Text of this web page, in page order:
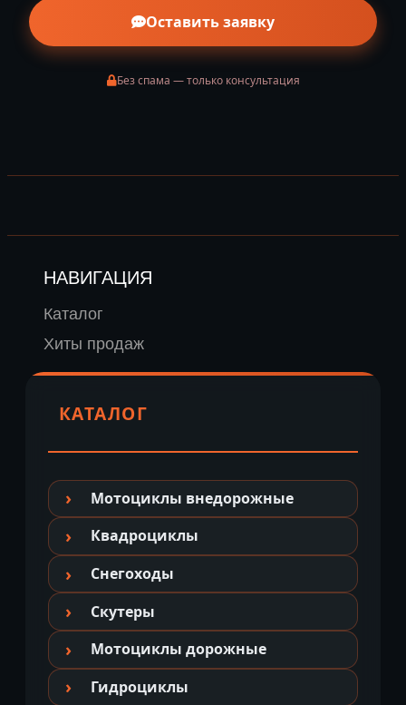
Оставить заявку
Без спама — только консультация
НАВИГАЦИЯ
Каталог
Хиты продаж
КАТАЛОГ
Мотоциклы внедорожные
Квадроциклы
Снегоходы
Скутеры
Мотоциклы дорожные
Гидроциклы